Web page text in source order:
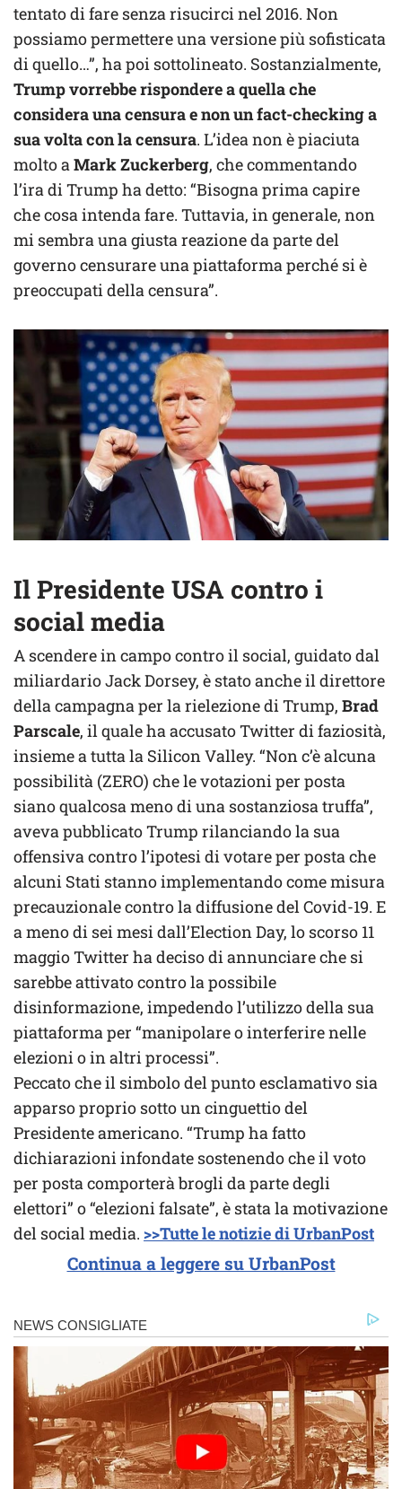
tentato di fare senza risucirci nel 2016. Non
possiamo permettere una versione più sofisticata
di quello…”, ha poi sottolineato. Sostanzialmente,
Trump vorrebbe rispondere a quella che
considera una censura e non un fact-checking a
sua volta con la censura. L’idea non è piaciuta
molto a Mark Zuckerberg, che commentando
l’ira di Trump ha detto: “Bisogna prima capire
che cosa intenda fare. Tuttavia, in generale, non
mi sembra una giusta reazione da parte del
governo censurare una piattaforma perché si è
preoccupati della censura”.
Il Presidente USA contro i
social media
A scendere in campo contro il social, guidato dal
miliardario Jack Dorsey, è stato anche il direttore
della campagna per la rielezione di Trump, Brad
Parscale, il quale ha accusato Twitter di faziosità,
insieme a tutta la Silicon Valley. “Non c’è alcuna
possibilità (ZERO) che le votazioni per posta
siano qualcosa meno di una sostanziosa truffa”,
aveva pubblicato Trump rilanciando la sua
offensiva contro l’ipotesi di votare per posta che
alcuni Stati stanno implementando come misura
precauzionale contro la diffusione del Covid-19. E
a meno di sei mesi dall’Election Day, lo scorso 11
maggio Twitter ha deciso di annunciare che si
sarebbe attivato contro la possibile
disinformazione, impedendo l’utilizzo della sua
piattaforma per “manipolare o interferire nelle
elezioni o in altri processi”.
Peccato che il simbolo del punto esclamativo sia
apparso proprio sotto un cinguettio del
Presidente americano. “Trump ha fatto
dichiarazioni infondate sostenendo che il voto
per posta comporterà brogli da parte degli
elettori” o “elezioni falsate”, è stata la motivazione
del social media. >>Tutte le notizie di UrbanPost
Continua a leggere su UrbanPost